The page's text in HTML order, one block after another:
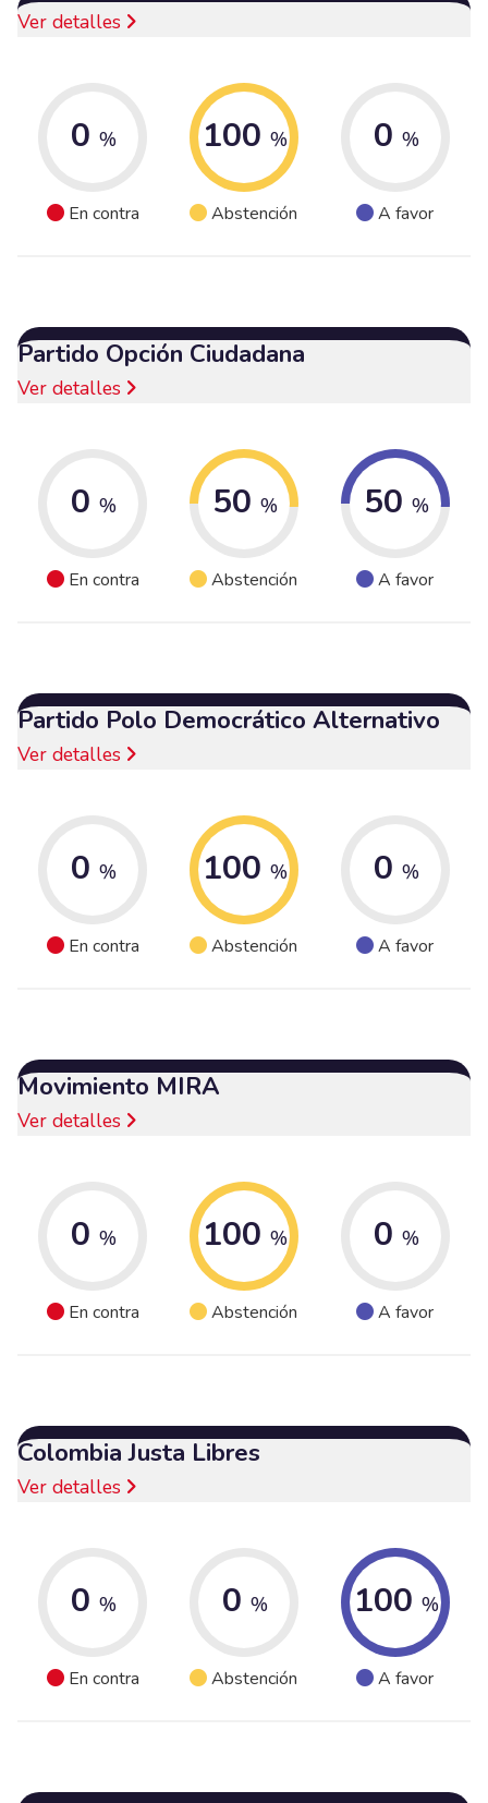
Ver detalles
0 %
En contra
100 %
Abstención
0 %
A favor
Partido Opción Ciudadana
Ver detalles
0 %
En contra
50 %
Abstención
50 %
A favor
Partido Polo Democrático Alternativo
Ver detalles
0 %
En contra
100 %
Abstención
0 %
A favor
Movimiento MIRA
Ver detalles
0 %
En contra
100 %
Abstención
0 %
A favor
Colombia Justa Libres
Ver detalles
0 %
En contra
0 %
Abstención
100 %
A favor